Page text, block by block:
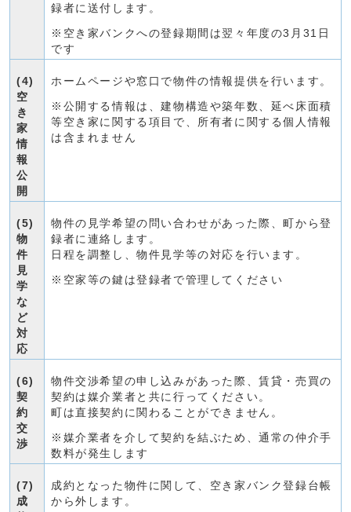
録者に送付します。
※空き家バンクへの登録期間は翌々年度の3月31日
です
(4)
空
き
家
情
報
公
開
ホームページや窓口で物件の情報提供を行います。
※公開する情報は、建物構造や築年数、延べ床面積
等空き家に関する項目で、所有者に関する個人情報
は含まれません
(5)
物
件
見
学
な
ど
対
応
物件の見学希望の問い合わせがあった際、町から登
録者に連絡します。
日程を調整し、物件見学等の対応を行います。
※空家等の鍵は登録者で管理してください
(6)
契
約
交
渉
物件交渉希望の申し込みがあった際、賃貸・売買の
契約は媒介業者と共に行ってください。
町は直接契約に関わることができません。
※媒介業者を介して契約を結ぶため、通常の仲介手
数料が発生します
(7)
成
成約となった物件に関して、空き家バンク登録台帳
から外します。